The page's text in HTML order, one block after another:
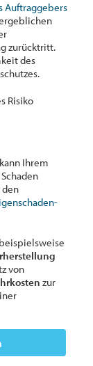
Auftraggebers
zurücktritt.
des
Risiko
Ihrem
den
von
zur